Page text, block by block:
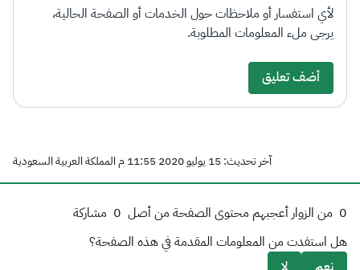
لأي استفسار أو ملاحظات حول الخدمات أو الصفحة الحالية،
يرجى ملء المعلومات المطلوبة.
أضف تعليق
آخر تحديث: 15 يوليو 2020 11:55 م المملكة العربية السعودية
0 من الزوار أعجبهم محتوى الصفحة من أصل 0 مشاركة
هل استفدت من المعلومات المقدمة في هذه الصفحة؟